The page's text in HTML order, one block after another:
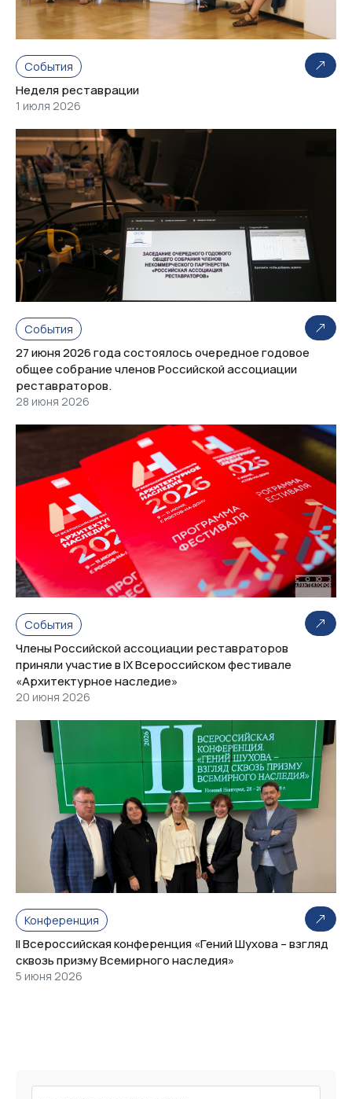
События
Неделя реставрации
1 июля 2026
События
27 июня 2026 года состоялось очередное годовое
общее собрание членов Российской ассоциации
реставраторов.
28 июня 2026
События
Члены Российской ассоциации реставраторов
приняли участие в IX Всероссийском фестивале
«Архитектурное наследие»
20 июня 2026
Конференция
II Всероссийская конференция «Гений Шухова – взгляд
сквозь призму Всемирного наследия»
5 июня 2026